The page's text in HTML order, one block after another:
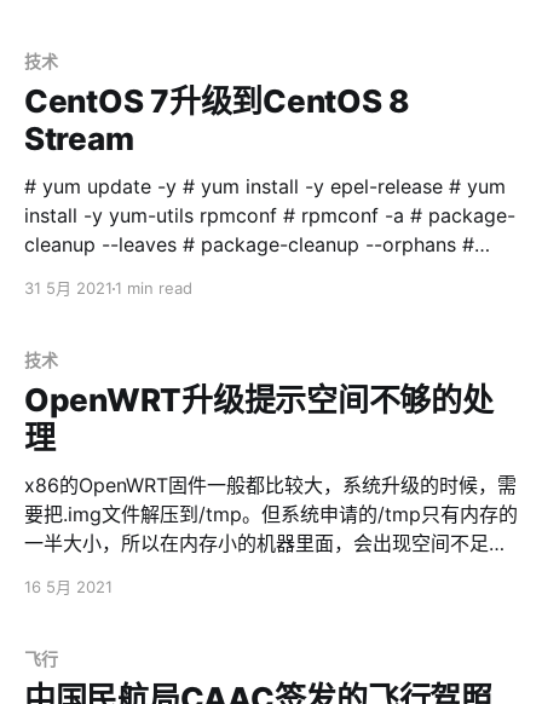
DeveloperSeed 加入公共测试版 sudo
/System/Library/PrivateFrameworks/Seeding.framew
ork/Versions/A/Resources/seedutil enroll PublicSeed
退出测试版 sudo
/System/Library/PrivateFrameworks/Seeding.framew
ork/Versions/A/Resources/seedutil unen
技术
CentOS 7升级到CentOS 8
Stream
# yum update -y # yum install -y epel-release # yum
install -y yum-utils rpmconf # rpmconf -a # package-
cleanup --leaves # package-cleanup --orphans #
metadata-parser # rm -Rf /etc/yum # dnf upgrade -y
http://mirror.centos.org/centos/8/BaseOS/x86_64/os/
Packages/{centos-linux-release-8.3-1.2011.
31 5月 2021 1 min read
技术
OpenWRT升级提示空间不够的处
理
x86的OpenWRT固件一般都比较大，系统升级的时候，需
要把.img文件解压到/tmp。但系统申请的/tmp只有内存的
一半大小，所以在内存小的机器里面，会出现空间不足导
mount -t tmpfs -o remount,size=2G tmpfs /tmp #
combined.img
16 5月 2021
飞行